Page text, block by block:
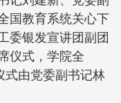
国教育系统关心下
委银发宣讲团副团
仪式，学院全
式由党委副书记林